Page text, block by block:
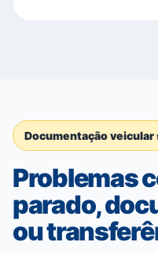
Documentação veicular
Problemas
parado,
ou